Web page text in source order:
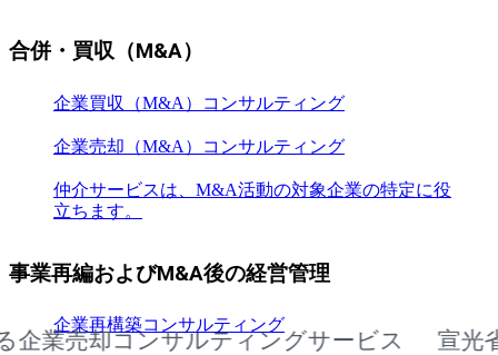
合併・買収（M&A）
企業買収（M&A）コンサルティング
企業売却（M&A）コンサルティング
仲介サービスは、M&A活動の対象企業の特定に役
立ちます。
事業再編およびM&A後の経営管理
企業再構築コンサルティング
却コンサルティングサービス 宣光省に